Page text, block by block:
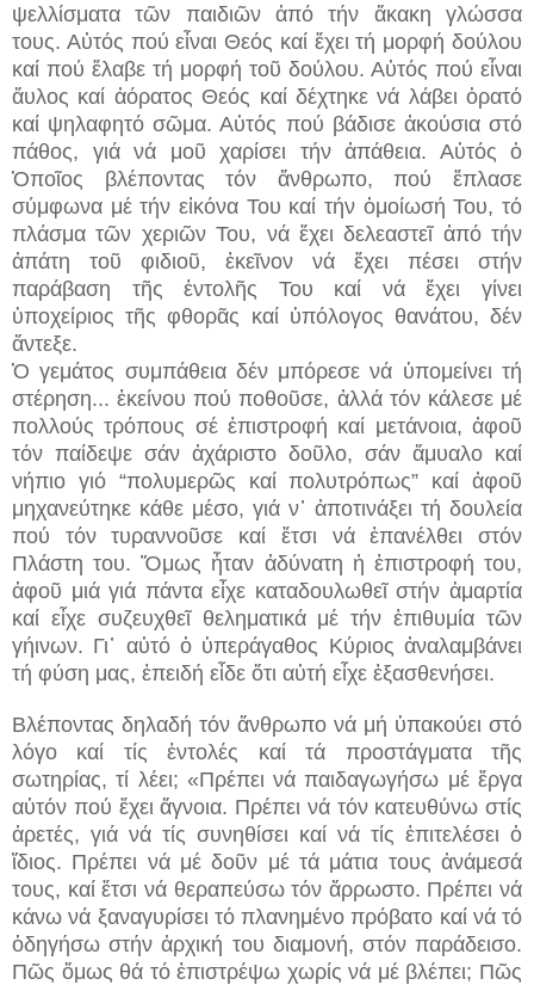
ψελλίσματα τῶν παιδιῶν ἀπό τήν ἄκακη γλώσσα
τους. Αὐτός πού εἶναι Θεός καί ἔχει τή μορφή δούλου
καί πού ἔλαβε τή μορφή τοῦ δούλου. Αὐτός πού εἶναι
ἄυλος καί ἀόρατος Θεός καί δέχτηκε νά λάβει ὁρατό
καί ψηλαφητό σῶμα. Αὐτός πού βάδισε ἀκούσια στό
πάθος, γιά νά μοῦ χαρίσει τήν ἀπάθεια. Αὐτός ὁ
Ὁποῖος βλέποντας τόν ἄνθρωπο, πού ἔπλασε
σύμφωνα μέ τήν εἰκόνα Του καί τήν ὁμοίωσή Του, τό
πλάσμα τῶν χεριῶν Του, νά ἔχει δελεαστεῖ ἀπό τήν
ἀπάτη τοῦ φιδιοῦ, ἐκεῖνον νά ἔχει πέσει στήν
παράβαση τῆς ἐντολῆς Του καί νά ἔχει γίνει
ὑποχείριος τῆς φθορᾶς καί ὑπόλογος θανάτου, δέν
ἄντεξε.
Ὁ γεμάτος συμπάθεια δέν μπόρεσε νά ὑπομείνει τή
στέρηση... ἐκείνου πού ποθοῦσε, ἀλλά τόν κάλεσε μέ
πολλούς τρόπους σέ ἐπιστροφή καί μετάνοια, ἀφοῦ
τόν παίδεψε σάν ἀχάριστο δοῦλο, σάν ἄμυαλο καί
νήπιο γιό “πολυμερῶς καί πολυτρόπως” καί ἀφοῦ
μηχανεύτηκε κάθε μέσο, γιά ν᾽ ἀποτινάξει τή δουλεία
πού τόν τυραννοῦσε καί ἔτσι νά ἐπανέλθει στόν
Πλάστη του. Ὅμως ἦταν ἀδύνατη ἡ ἐπιστροφή του,
ἀφοῦ μιά γιά πάντα εἶχε καταδουλωθεῖ στήν ἁμαρτία
καί εἶχε συζευχθεῖ θεληματικά μέ τήν ἐπιθυμία τῶν
γήινων. Γι᾽ αὐτό ὁ ὑπεράγαθος Κύριος ἀναλαμβάνει
τή φύση μας, ἐπειδή εἶδε ὅτι αὐτή εἶχε ἐξασθενήσει.
Βλέποντας δηλαδή τόν ἄνθρωπο νά μή ὑπακούει στό
λόγο καί τίς ἐντολές καί τά προστάγματα τῆς
σωτηρίας, τί λέει; «Πρέπει νά παιδαγωγήσω μέ ἔργα
αὐτόν πού ἔχει ἄγνοια. Πρέπει νά τόν κατευθύνω στίς
ἀρετές, γιά νά τίς συνηθίσει καί νά τίς ἐπιτελέσει ὁ
ἴδιος. Πρέπει νά μέ δοῦν μέ τά μάτια τους ἀνάμεσά
τους, καί ἔτσι νά θεραπεύσω τόν ἄρρωστο. Πρέπει νά
κάνω νά ξαναγυρίσει τό πλανημένο πρόβατο καί νά τό
ὁδηγήσω στήν ἀρχική του διαμονή, στόν παράδεισο.
Πῶς ὅμως θά τό ἐπιστρέψω χωρίς νά μέ βλέπει; Πῶς